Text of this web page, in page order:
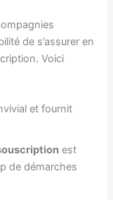
de s’assurer en
Voici
et fournit
est
de démarches